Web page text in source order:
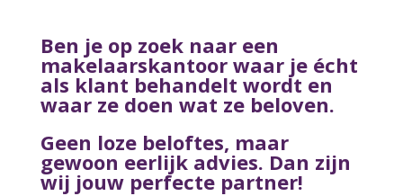
Ben je op zoek naar een
makelaarskantoor waar je écht
als klant behandelt wordt en
waar ze doen wat ze beloven.
Geen loze beloftes, maar
gewoon eerlijk advies. Dan zijn
wij jouw perfecte partner!